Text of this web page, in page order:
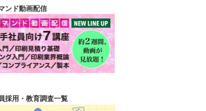
ンド動画配信
採用・教育調査一覧